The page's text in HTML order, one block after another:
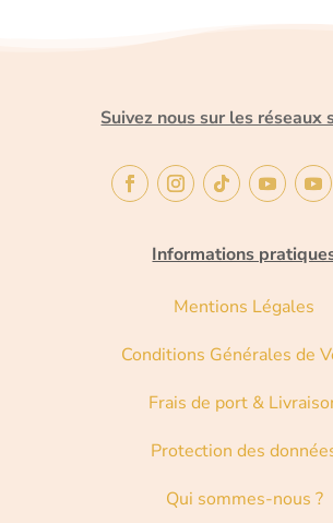
Suivez nous sur les réseaux
Informations
Mentions Légales
Conditions Générales de
Frais de port &
Protection des
Qui sommes-nous ?